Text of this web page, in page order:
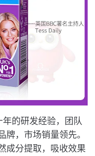
的研发经验，团队
，市场销量领先。
成分提取，吸收效果